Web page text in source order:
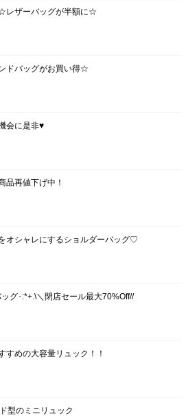
レザーバッグが半額に☆
ドバッグがお買い得☆
会に是非♥
品再値下げ中！
オシャレにするショルダーバッグ♡
グ･:*+.\＼閉店セール最大70%Off//
すめの大容量リュック！！
型のミニリュック